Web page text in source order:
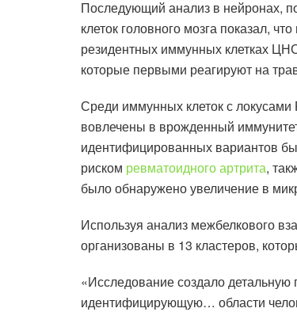
Последующий анализ в нейронах,
клеток головного мозга показал,
резидентных иммунных клетках
которые первыми реагируют на
Среди иммунных клеток с локусами
вовлечены в врожденный
идентифицированных вариантов
риском ревматоидного артрита,
было обнаружено увеличение в
Используя анализ межбелкового
организованы в 13 кластеров,
«Исследование создало детальную
идентифицирующую… области